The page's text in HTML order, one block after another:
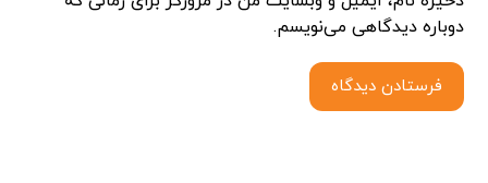
دوباره دیدگاهی می‌نویسم.
فرستادن دیدگاه